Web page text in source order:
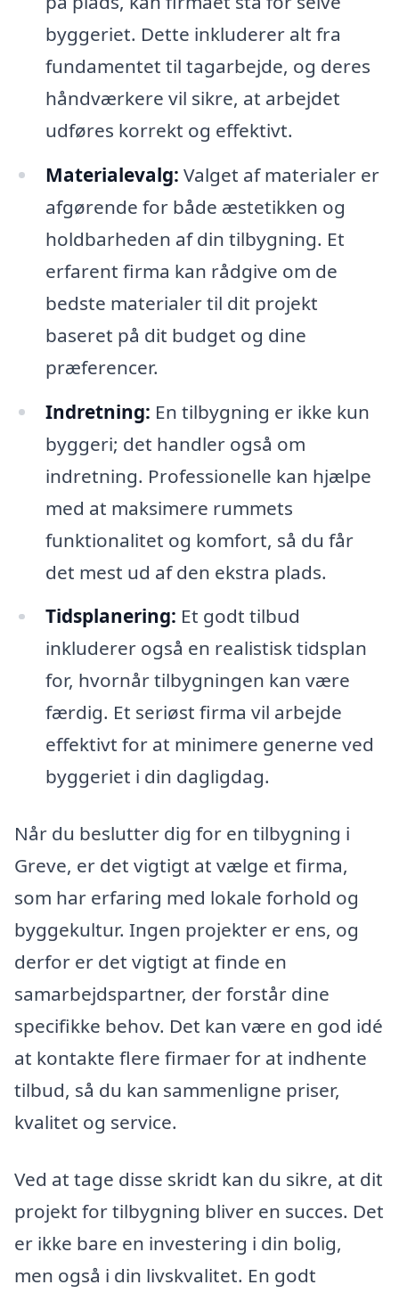
byggeriet. Dette inkluderer alt fra
fundamentet til tagarbejde, og deres
håndværkere vil sikre, at arbejdet
udføres korrekt og effektivt.
Materialevalg: Valget af materialer er
afgørende for både æstetikken og
holdbarheden af din tilbygning. Et
erfarent firma kan rådgive om de
bedste materialer til dit projekt
baseret på dit budget og dine
præferencer.
Indretning: En tilbygning er ikke kun
byggeri; det handler også om
indretning. Professionelle kan hjælpe
med at maksimere rummets
funktionalitet og komfort, så du får
det mest ud af den ekstra plads.
Tidsplanering: Et godt tilbud
inkluderer også en realistisk tidsplan
for, hvornår tilbygningen kan være
færdig. Et seriøst firma vil arbejde
effektivt for at minimere generne ved
byggeriet i din dagligdag.
Når du beslutter dig for en tilbygning i
Greve, er det vigtigt at vælge et firma,
som har erfaring med lokale forhold og
byggekultur. Ingen projekter er ens, og
derfor er det vigtigt at finde en
samarbejdspartner, der forstår dine
specifikke behov. Det kan være en god idé
at kontakte flere firmaer for at indhente
tilbud, så du kan sammenligne priser,
kvalitet og service.
Ved at tage disse skridt kan du sikre, at dit
projekt for tilbygning bliver en succes. Det
er ikke bare en investering i din bolig,
men også i din livskvalitet. En godt